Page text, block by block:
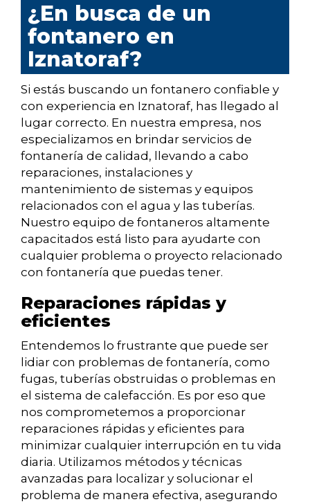
¿En busca de un
fontanero en
Iznatoraf?
Si estás buscando un fontanero confiable y
con experiencia en Iznatoraf, has llegado al
lugar correcto. En nuestra empresa, nos
especializamos en brindar servicios de
fontanería de calidad, llevando a cabo
reparaciones, instalaciones y
mantenimiento de sistemas y equipos
relacionados con el agua y las tuberías.
Nuestro equipo de fontaneros altamente
capacitados está listo para ayudarte con
cualquier problema o proyecto relacionado
con fontanería que puedas tener.
Reparaciones rápidas y
eficientes
Entendemos lo frustrante que puede ser
lidiar con problemas de fontanería, como
fugas, tuberías obstruidas o problemas en
el sistema de calefacción. Es por eso que
nos comprometemos a proporcionar
reparaciones rápidas y eficientes para
minimizar cualquier interrupción en tu vida
diaria. Utilizamos métodos y técnicas
avanzadas para localizar y solucionar el
problema de manera efectiva, asegurando